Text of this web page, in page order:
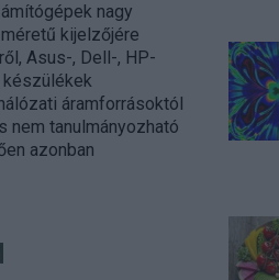
nagy
kijelzőjére
Asus-, Dell-, HP-
készülékek
áramforrásoktól
nem tanulmányozható
azonban